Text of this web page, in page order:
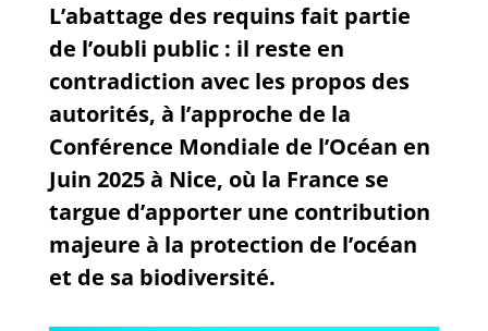
L’abattage des requins fait partie
de l’oubli public : il reste en
contradiction avec les propos des
autorités, à l’approche de la
Conférence Mondiale de l’Océan en
Juin 2025 à Nice, où la France se
targue d’apporter une contribution
majeure à la protection de l’océan
et de sa biodiversité.